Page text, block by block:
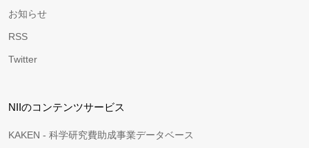
お知らせ
RSS
Twitter
NIIのコンテンツサービス
KAKEN - 科学研究費助成事業データベース